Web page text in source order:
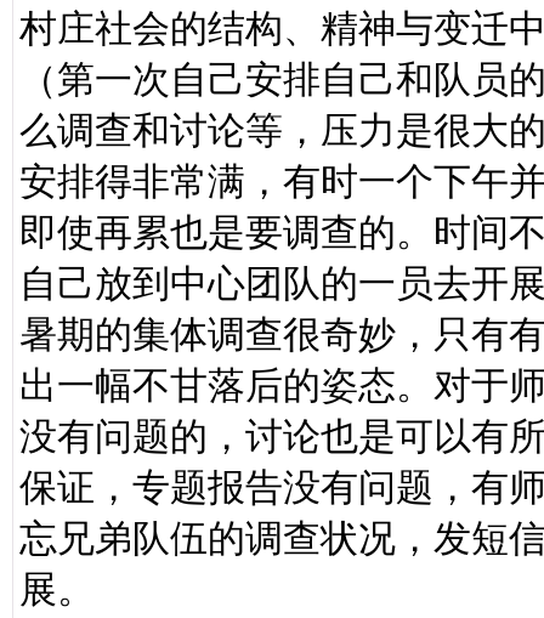
村庄社会的结构、精神与变迁
（第一次自己安排自己和队员
么调查和讨论等，压力是很大
安排得非常满，有时一个下午
即使再累也是要调查的。时间
自己放到中心团队的一员去开
暑期的集体调查很奇妙，只有
出一幅不甘落后的姿态。对于
没有问题的，讨论也是可以有
保证，专题报告没有问题，有
忘兄弟队伍的调查状况，发短
展。